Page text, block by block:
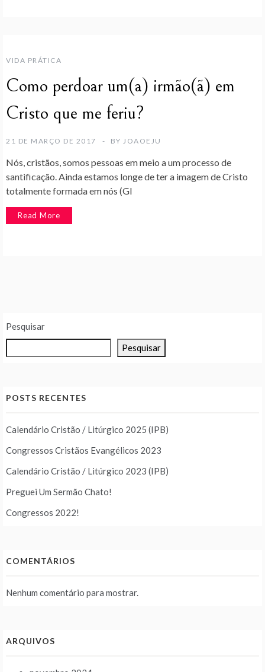
VIDA PRÁTICA
Como perdoar um(a) irmão(ã) em
Cristo que me feriu?
21 DE MARÇO DE 2017 BY JOAOEJU
Nós, cristãos, somos pessoas em meio a um processo de
santificação. Ainda estamos longe de ter a imagem de Cristo
totalmente formada em nós (Gl
Read More
Pesquisar
Pesquisar
POSTS RECENTES
Calendário Cristão / Litúrgico 2025 (IPB)
Congressos Cristãos Evangélicos 2023
Calendário Cristão / Litúrgico 2023 (IPB)
Preguei Um Sermão Chato!
Congressos 2022!
COMENTÁRIOS
Nenhum comentário para mostrar.
ARQUIVOS